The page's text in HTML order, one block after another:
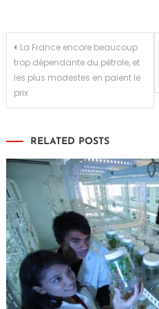
Navigation
de
l’article
La France encore beaucoup
trop dépendante du pétrole, et
les plus modestes en paient le
prix
RELATED POSTS